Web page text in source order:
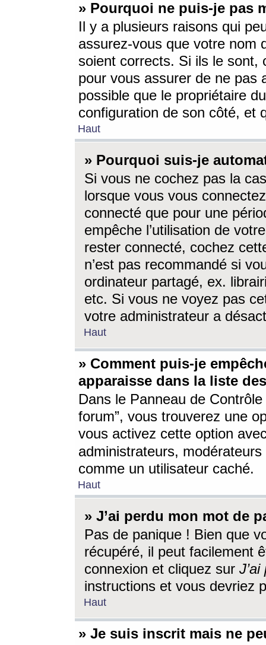
» Pourquoi ne puis-je pas
Il y a plusieurs raisons qui
assurez-vous que votre nom
soient corrects. Si ils le sont,
pour vous assurer de ne pas
possible que le propriétaire
configuration de son côté, et
Haut
» Pourquoi suis-je
Si vous ne cochez pas la
lorsque vous vous
connecté que pour une
empêche l’utilisation de
rester connecté, cochez
n’est pas recommandé si
ordinateur partagé, ex.
etc. Si vous ne voyez pas
votre administrateur a
Haut
» Comment puis-je
apparaisse dans la liste
Dans le Panneau de
forum”, vous trouverez une
vous activez cette option
administrateurs,
comme un utilisateur caché.
Haut
» J’ai perdu mon mot de
Pas de panique ! Bien que
récupéré, il peut facilement
connexion et cliquez sur
instructions et vous devriez
Haut
» Je suis inscrit mais ne